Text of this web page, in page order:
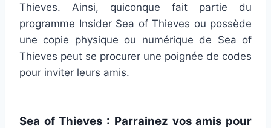
Thieves. Ainsi, quiconque fait partie du
programme Insider Sea of Thieves ou possède
une copie physique ou numérique de Sea of
Thieves peut se procurer une poignée de codes
pour inviter leurs amis.
Sea of Thieves : Parrainez vos amis pour